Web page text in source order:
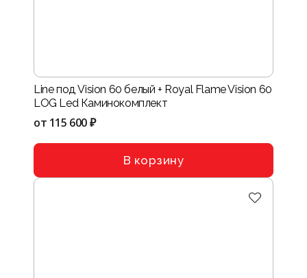
Line под Vision 60 белый + Royal Flame Vision 60
LOG Led Каминокомплект
от 115 600 ₽
В корзину